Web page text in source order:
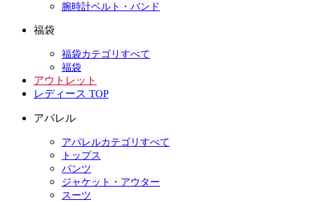
腕時計ベルト・バンド
福袋
福袋カテゴリすべて
福袋
アウトレット
レディース TOP
アパレル
アパレルカテゴリすべて
トップス
パンツ
ジャケット・アウター
スーツ